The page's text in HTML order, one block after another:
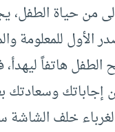
من حياة
الأول للمعلومة
الطفل هاتفاً
إجاباتك وسعادتك
خلف الشاشة